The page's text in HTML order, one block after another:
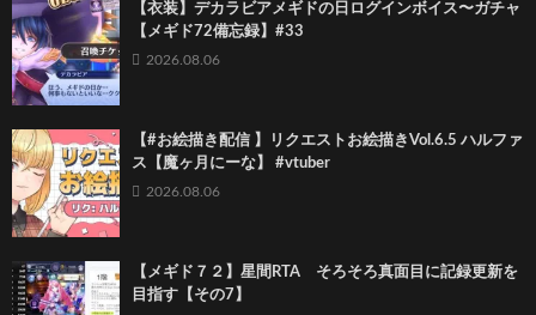
【衣装】デカラビアメギドの日ログインボイス〜ガチャ
【メギド72備忘録】#33
2026.08.06
【#お絵描き配信 】リクエストお絵描きVol.6.5 ハルファ
ス【魔ヶ月にーな】 #vtuber
2026.08.06
【メギド７２】星間RTA そろそろ真面目に記録更新を
目指す【その7】